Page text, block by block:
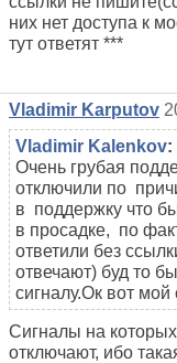
них нет доступа к
тут ответят ***
Vladimir Karputov
Vladimir Kalenkov:
Очень грубая
отключили по
в поддержку что
в просадке, по
ответили без
отвечают) буд то
сигналу.Ок вот мой
Сигналы на
отключают, ибо